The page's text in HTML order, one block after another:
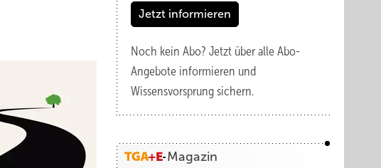
Jetzt informieren
Noch kein Abo? Jetzt über alle Abo-
Angebote informieren und
Wissensvorsprung sichern.
Magazin